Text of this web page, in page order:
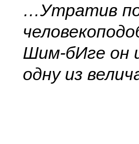
…Утратив
Шим-бИге он
одну из